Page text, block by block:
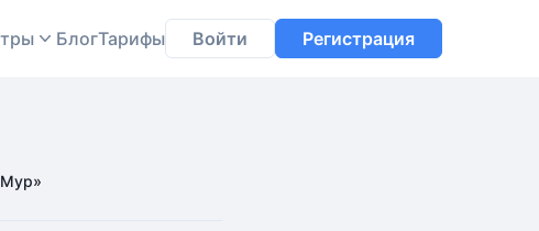
БлогТарифы Войти Регистрация
Мур»